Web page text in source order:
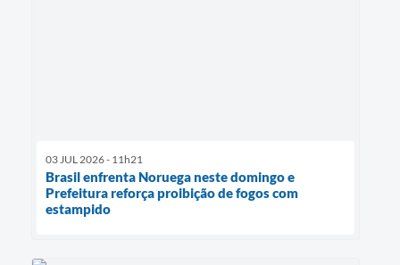
03 JUL 2026 - 11h21
Brasil enfrenta Noruega neste domingo e
Prefeitura reforça proibição de fogos com
estampido